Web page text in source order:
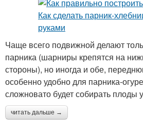
Чаще всего подвижной делают
парника (шарниры крепятся на
стороны), но иногда и обе,
особенно удобно для парника-
сложновато будет собирать плоды
читать дальше →